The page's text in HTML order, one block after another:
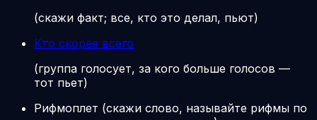
(скажи факт; все, кто это делал, пьют)
Кто скорее всего
(группа голосует, за кого больше голосов —
тот пьет)
Рифмоплет (скажи слово, называйте рифмы по